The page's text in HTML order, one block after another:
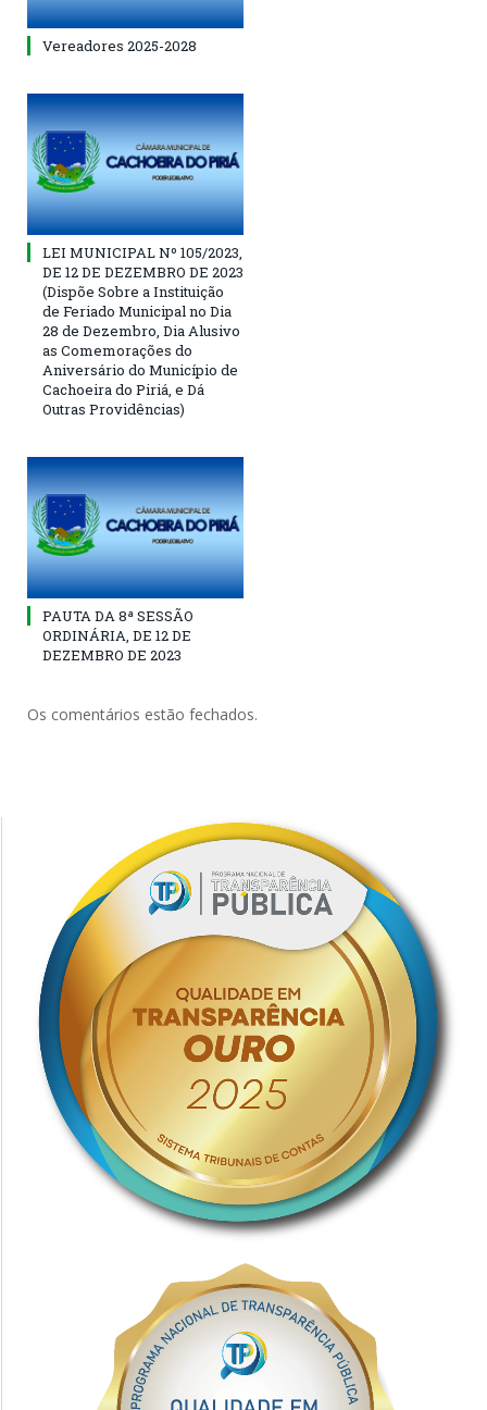
Vereadores 2025-2028
LEI MUNICIPAL Nº 105/2023,
DE 12 DE DEZEMBRO DE 2023
(Dispõe Sobre a Instituição
de Feriado Municipal no Dia
28 de Dezembro, Dia Alusivo
as Comemorações do
Aniversário do Município de
Cachoeira do Piriá, e Dá
Outras Providências)
PAUTA DA 8ª SESSÃO
ORDINÁRIA, DE 12 DE
DEZEMBRO DE 2023
Os comentários estão fechados.